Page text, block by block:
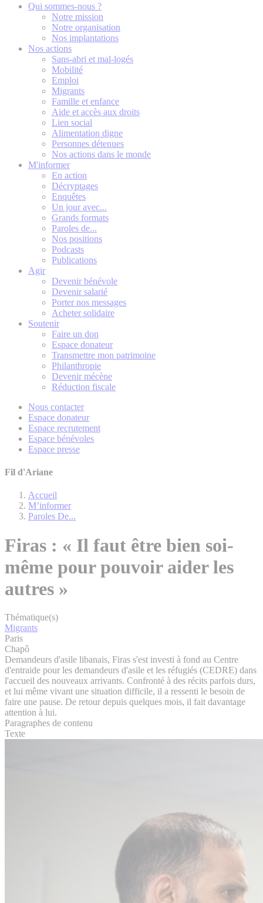
Qui sommes-nous ?
Notre mission
Notre organisation
Nos implantations
Nos actions
Sans-abri et mal-logés
Mobilité
Emploi
Migrants
Famille et enfance
Aide et accès aux droits
Lien social
Alimentation digne
Personnes détenues
Nos actions dans le monde
M'informer
En action
Décryptages
Enquêtes
Un jour avec...
Grands formats
Paroles de...
Nos positions
Podcasts
Publications
Agir
Devenir bénévole
Devenir salarié
Porter nos messages
Acheter solidaire
Soutenir
Faire un don
Espace donateur
Transmettre mon patrimoine
Philanthropie
Devenir mécène
Réduction fiscale
Nous contacter
Espace donateur
Espace recrutement
Espace bénévoles
Espace presse
Fil d'Ariane
Accueil
M’informer
Paroles De...
Firas : « Il faut être bien soi-
même pour pouvoir aider les
autres »
Thématique(s)
Migrants
Paris
Chapô
Demandeurs d'asile libanais, Firas s'est investi à fond au Centre
d'entraide pour les demandeurs d'asile et les réfugiés (CEDRE) dans
l'accueil des nouveaux arrivants. Confronté à des récits parfois durs,
et lui même vivant une situation difficile, il a ressenti le besoin de
faire une pause. De retour depuis quelques mois, il fait davantage
attention à lui.
Paragraphes de contenu
Texte